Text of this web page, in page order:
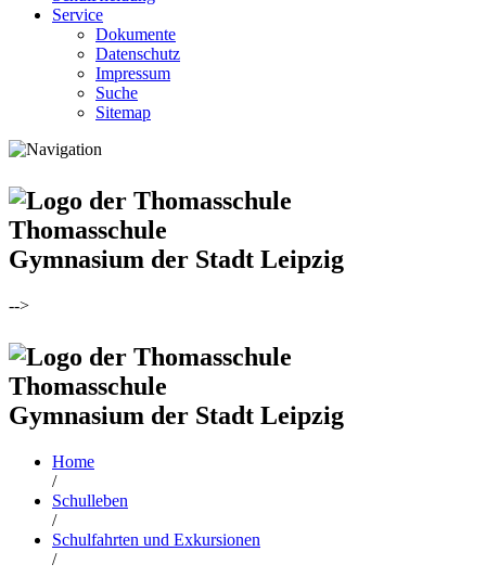
Service
Dokumente
Datenschutz
Impressum
Suche
Sitemap
Thomasschule
Gymnasium der Stadt Leipzig
-->
Thomasschule
Gymnasium der Stadt Leipzig
Home
/
Schulleben
/
Schulfahrten und Exkursionen
/